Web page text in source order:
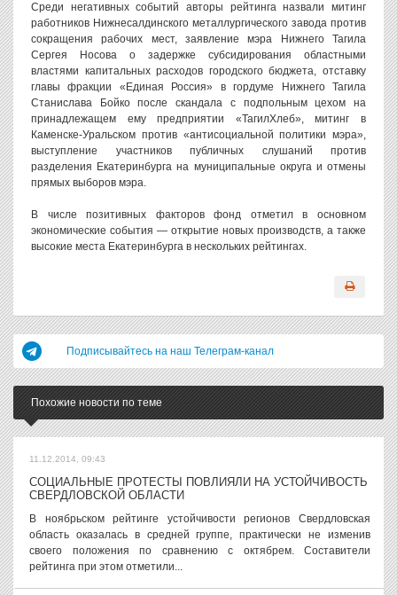
Среди негативных событий авторы рейтинга назвали митинг
работников Нижнесалдинского металлургического завода против
сокращения рабочих мест, заявление мэра Нижнего Тагила
Сергея Носова о задержке субсидирования областными
властями капитальных расходов городского бюджета, отставку
главы фракции «Единая Россия» в гордуме Нижнего Тагила
Станислава Бойко после скандала с подпольным цехом на
принадлежащем ему предприятии «ТагилХлеб», митинг в
Каменске-Уральском против «антисоциальной политики мэра»,
выступление участников публичных слушаний против
разделения Екатеринбурга на муниципальные округа и отмены
прямых выборов мэра.
В числе позитивных факторов фонд отметил в основном
экономические события — открытие новых производств, а также
высокие места Екатеринбурга в нескольких рейтингах.
Подписывайтесь на наш Телеграм-канал
Похожие новости по теме
11.12.2014, 09:43
СОЦИАЛЬНЫЕ ПРОТЕСТЫ ПОВЛИЯЛИ НА УСТОЙЧИВОСТЬ
СВЕРДЛОВСКОЙ ОБЛАСТИ
В ноябрьском рейтинге устойчивости регионов Свердловская
область оказалась в средней группе, практически не изменив
своего положения по сравнению с октябрем. Составители
рейтинга при этом отметили...